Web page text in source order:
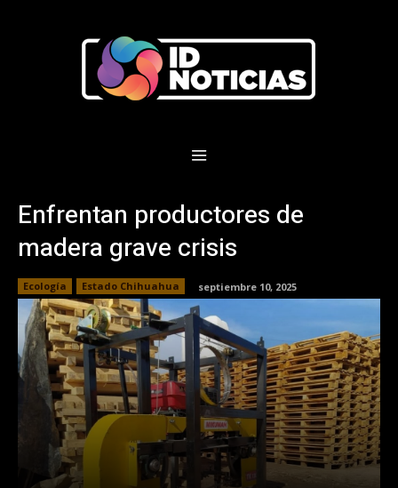
Enfrentan productores de
madera grave crisis
Ecología Estado Chihuahua septiembre 10, 2025